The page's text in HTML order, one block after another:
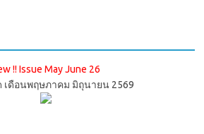
!! Issue May June 26
เดือนพฤษภาคม มิถุนายน 2569